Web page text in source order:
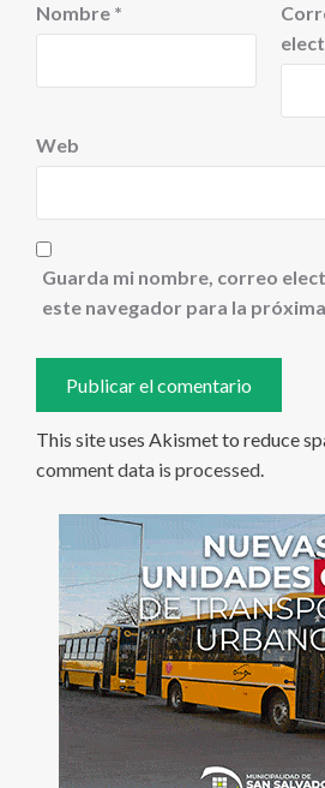
Nombre *
Web
Guarda mi nombre, correo
este navegador para la
This site uses Akismet to reduce
comment data is processed.